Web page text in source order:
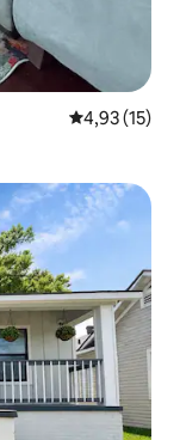
Gemiddelde
4,93 (15)